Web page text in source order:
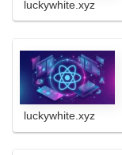
luckywhite.xyz
luckywhite.xyz